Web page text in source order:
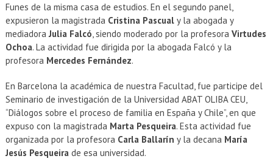
Funes de la misma casa de estudios. En el segundo panel,
expusieron la magistrada Cristina Pascualy la abogada y
mediadora Julia Falcó , siendo moderado por la profesora Virtudes
Ochoa. La actividad fue dirigida por la abogada Falcó y la
profesora Mercedes Fernández.
En Barcelona la académica de nuestra Facultad, fue participe del
Seminario de investigación de la Universidad ABAT OLIBA CEU,
“Diálogos sobre el proceso de familia en España y Chile”, en que
expuso con la magistrada Marta Pesqueira. Esta actividad fue
organizada por la profesora Carla Ballarín y la decana María
Jesús Pesqueira de esa universidad.